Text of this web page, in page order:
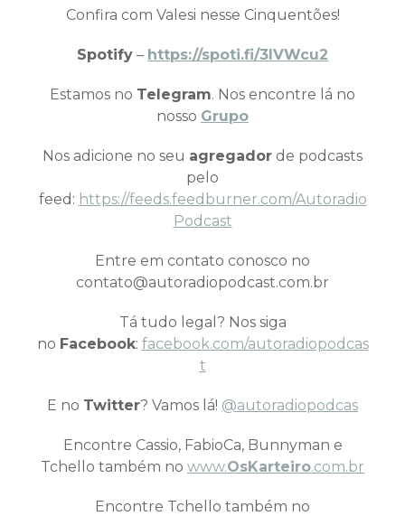
Confira com Valesi nesse Cinquentões!
Spotify – https://spoti.fi/3IVWcu2
Estamos no Telegram. Nos encontre lá no
nosso Grupo
Nos adicione no seu agregador de podcasts
pelo
feed: https://feeds.feedburner.com/Autoradio
Podcast
Entre em contato conosco no
contato@autoradiopodcast.com.br
Tá tudo legal? Nos siga
no Facebook: facebook.com/autoradiopodcas
t
E no Twitter? Vamos lá! @autoradiopodcas
Encontre Cassio, FabioCa, Bunnyman e
Tchello também no www.OsKarteiro.com.br
Encontre Tchello também no